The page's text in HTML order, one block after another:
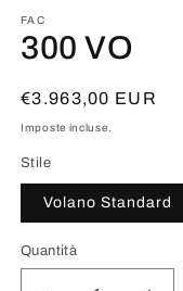
finestra
modale
FAC
300 VO
Prezzo
di
€3.963,00 EUR
Imposte incluse.
Stile
Volano Standard
Quantità